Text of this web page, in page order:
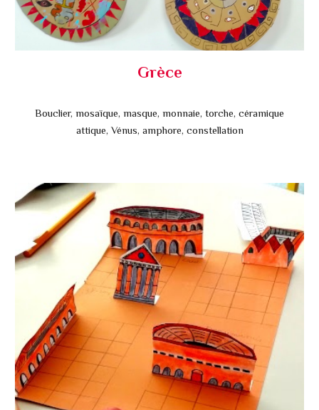
Grèce
Bouclier, mosaïque, masque, monnaie, torche, céramique
attique, Vénus, amphore, constellation